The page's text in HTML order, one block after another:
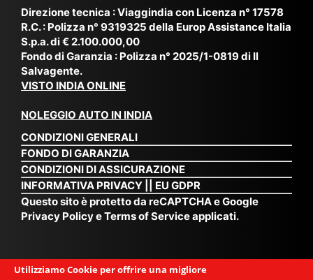
niz
zat
o
su
su
ra
r
noi
tre
da
Via
a.
Es
il
pr
rie
pe
rs
on
a
am
e
ma
nia
è
rdi
na
rio
to
ur
ato
), è
sta
a
ch
e
po
nel
Direzione tecnica : Viaggindia con Licenza n° 17578
R.C. : Polizza n° 9319325 della Europ Assistance Italia
S.p.a. di € 2.100.000,00
Fondo di Garanzia : Polizza n° 2025/1-0819 di Il
Salvagente.
VISTO INDIA ONLINE
NOLEGGIO AUTO IN INDIA
CONDIZIONI GENERALI
FONDO DI GARANZIA
CONDIZIONI DI ASSICURAZIONE
INFORMATIVA PRIVACY
EU GDPR
Questo sito è protetto da reCAPTCHA e Google
Privacy PolicyeTerms of Serviceapplicati.
Utilizziamo Cookie per offrire una migliore